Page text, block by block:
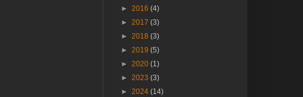
► 2016 (4)
► 2017 (3)
► 2018 (3)
► 2019 (5)
► 2020 (1)
► 2023 (3)
► 2024 (14)